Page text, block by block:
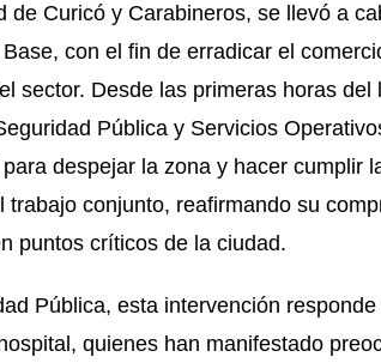
Curicó y Carabineros, se llevó a
con el fin de erradicar el
sector. Desde las primeras horas del
Pública y Servicios
despejar la zona y hacer cumplir
conjunto, reafirmando su
puntos críticos de la ciudad.
Pública, esta intervención responde
quienes han manifestado